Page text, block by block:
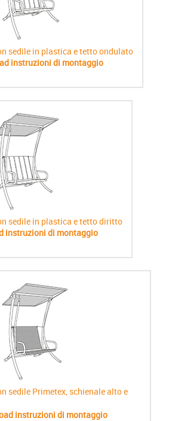
sedile in plastica e tetto ondulato
instruzioni di montaggio
sedile in plastica e tetto diritto
instruzioni di montaggio
sedile Primetex, schienale alto e
instruzioni di montaggio